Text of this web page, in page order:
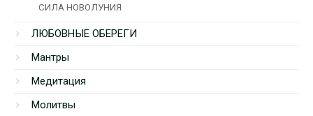
СИЛА НОВОЛУНИЯ
ЛЮБОВНЫЕ ОБЕРЕГИ
Мантры
Медитация
Молитвы